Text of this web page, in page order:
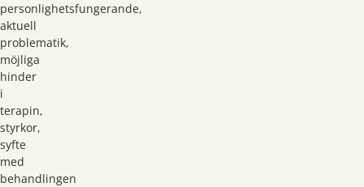
personlighetsfungerande,
aktuell
problematik,
möjliga
hinder
i
terapin,
styrkor,
syfte
med
behandlingen